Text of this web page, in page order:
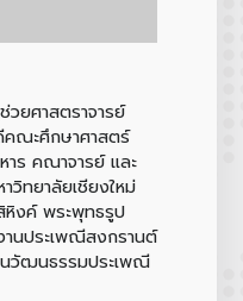
วยศาสตราจารย์
ณะศึกษาศาสตร์
าร คณาจารย์ และ
วิทยาลัยเชียงใหม่
หิงค์ พระพุทธรูป
านประเพณีสงกรานต์
นวัฒนธรรมประเพณี